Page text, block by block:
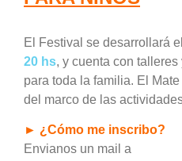
El Festival se desarrollará el
20 hs, y cuenta con
para toda la familia. El
del marco de las
► ¿Cómo me inscribo?
Envianos un mail a